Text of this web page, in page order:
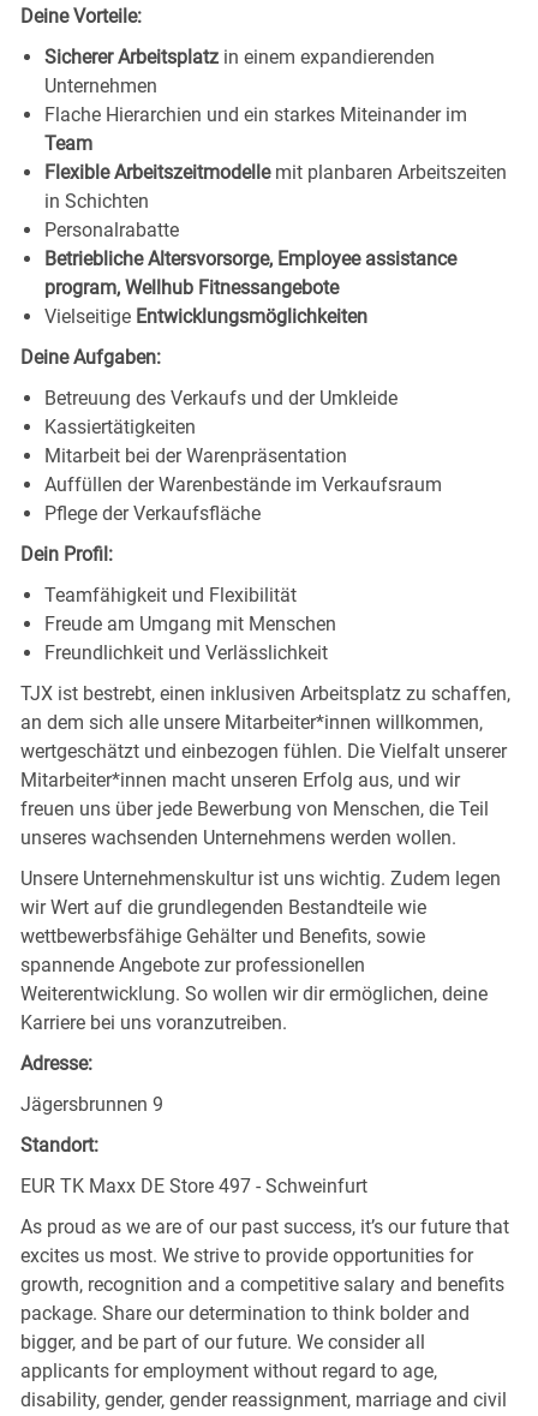
Deine Vorteile:
Sicherer Arbeitsplatz in einem expandierenden
Unternehmen
Flache Hierarchien und ein starkes Miteinander im
Team
Flexible Arbeitszeitmodelle mit planbaren Arbeitszeiten
in Schichten
Personalrabatte
Betriebliche Altersvorsorge, Employee assistance
program, Wellhub Fitnessangebote
Vielseitige Entwicklungsmöglichkeiten
Deine Aufgaben:
Betreuung des Verkaufs und der Umkleide
Kassiertätigkeiten
Mitarbeit bei der Warenpräsentation
Auffüllen der Warenbestände im Verkaufsraum
Pflege der Verkaufsfläche
Dein Profil:
Teamfähigkeit und Flexibilität
Freude am Umgang mit Menschen
Freundlichkeit und Verlässlichkeit
TJX ist bestrebt, einen inklusiven Arbeitsplatz zu schaffen,
an dem sich alle unsere Mitarbeiter*innen willkommen,
wertgeschätzt und einbezogen fühlen. Die Vielfalt unserer
Mitarbeiter*innen macht unseren Erfolg aus, und wir
freuen uns über jede Bewerbung von Menschen, die Teil
unseres wachsenden Unternehmens werden wollen.
Unsere Unternehmenskultur ist uns wichtig. Zudem legen
wir Wert auf die grundlegenden Bestandteile wie
wettbewerbsfähige Gehälter und Benefits, sowie
spannende Angebote zur professionellen
Weiterentwicklung. So wollen wir dir ermöglichen, deine
Karriere bei uns voranzutreiben.
Adresse:
Jägersbrunnen 9
Standort:
EUR TK Maxx DE Store 497 - Schweinfurt
As proud as we are of our past success, it’s our future that
excites us most. We strive to provide opportunities for
growth, recognition and a competitive salary and benefits
package. Share our determination to think bolder and
bigger, and be part of our future. We consider all
applicants for employment without regard to age,
disability, gender, gender reassignment, marriage and civil